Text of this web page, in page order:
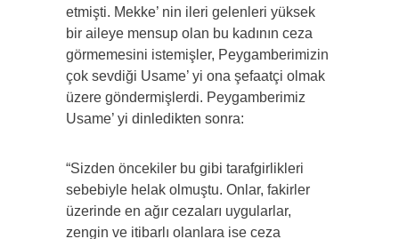
etmişti. Mekke’ nin ileri gelenleri yüksek
bir aileye mensup olan bu kadının ceza
görmemesini istemişler, Peygamberimizin
çok sevdiği Usame’ yi ona şefaatçi olmak
üzere göndermişlerdi. Peygamberimiz
Usame’ yi dinledikten sonra:
“Sizden öncekiler bu gibi tarafgirlikleri
sebebiyle helak olmuştu. Onlar, fakirler
üzerinde en ağır cezaları uygularlar,
zengin ve itibarlı olanlara ise ceza